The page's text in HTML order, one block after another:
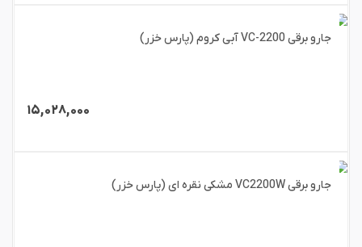
جارو برقی VC-2200 آبی کروم (پارس خزر)
۱۵,۰۲۸,۰۰۰
جارو برقی VC2200W مشکی نقره ای (پارس خزر)